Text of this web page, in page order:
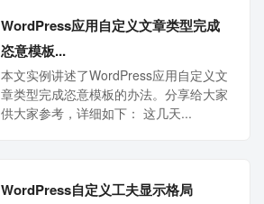
WordPress应用自定义文章类型完成
恣意模板...
本文实例讲述了WordPress应用自定义文
章类型完成恣意模板的办法。分享给大家
供大家参考，详细如下： 这几天...
WordPress自定义工夫显示格局